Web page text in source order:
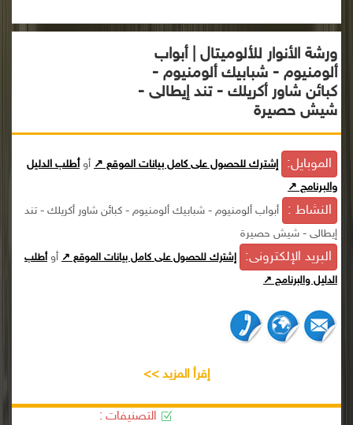
ورشة الأنوار للألوميتال | أبواب
ألومنيوم - شبابيك ألومنيوم -
كبائن شاور أكريلك - تند إيطالى -
شيش حصيرة
الموبايل: إشترك للحصول على كامل بيانات الموقع ↗ أوأطلب الدليل
والبرنامج ↗
النشاط :
أبواب ألومنيوم - شبابيك ألومنيوم - كبائن شاور أكريلك - تند
إيطالى - شيش حصيرة
البريد الإلكترونى: إشترك للحصول على كامل بيانات الموقع ↗ أوأطلب
الدليل والبرنامج ↗
إقرأ المزيد >>
التصنيفات :